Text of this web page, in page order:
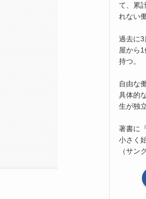
て、累
れない
過去に
屋から
持つ。
自由な
具体的
生が独
著書に
小さく
（サン